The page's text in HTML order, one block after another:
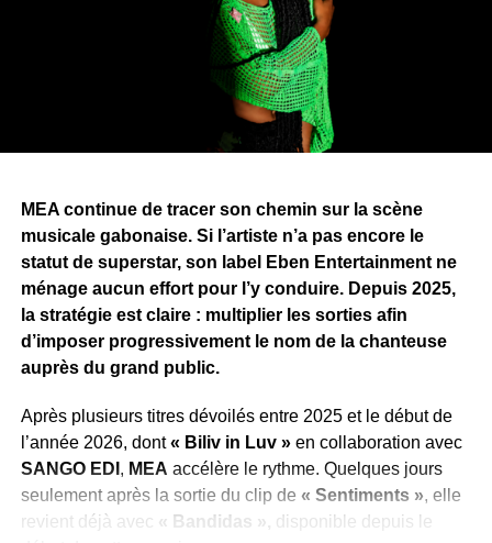
BlackskinetCash-Lowsso
artistes issus de registres musicaux différents, un choix
qui témoigne de la volonté deZEBENd’élargir son
univers artistique et qui laisse entrevoir de nombreuses
surprises que les mélomanes découvriront au fil de
l’écoute de« Longue Vie ».
Pour porter « Longue Vie »
, Zang a annoncé une
campagne de promotion articulée autour de sept clips,
dont
« Bombarder »
ouvre la marche. Une stratégie qui
traduit l’ambition de faire de cet album l’un des projets
marquants de la scène urbaine gabonaise en 2026.
WhatsApp
Facebook
X Telegram
Email
>>
MEA continue de tracer son chemin sur la scène
musicale gabonaise. Si l’artiste n’a pas encore le
statut de superstar, son label Eben Entertainment ne
ménage aucun effort pour l’y conduire. Depuis 2025,
la stratégie est claire : multiplier les sorties afin
d’imposer progressivement le nom de la chanteuse
auprès du grand public.
Après plusieurs titres dévoilés entre 2025 et le début de
l’année 2026, dont« Biliv in Luv »en collaboration avec
SANGO EDI, MEA accélère le rythme. Quelques jours
seulement après la sortie du clip de « Sentiments », elle
revient déjà avec « Bandidas »,
disponible depuis le